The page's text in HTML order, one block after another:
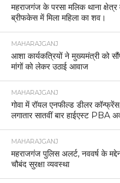
महराजगंज के परसा मलिक थाना
ब्रीफकेस में मिला महिला का शव।
MAHARAJGANJ
आशा कार्यकत्रियों ने मुख्यमंत्री को
मांगों को लेकर उठाई आवाज
MAHARAJGANJ
गोवा में रॉयल एनफील्ड डीलर
लगातार सातवीं बार हाईएस्ट PBA
MAHARAJGANJ
महराजगंज पुलिस अलर्ट, नववर्ष के
चौबंद सुरक्षा व्यवस्था